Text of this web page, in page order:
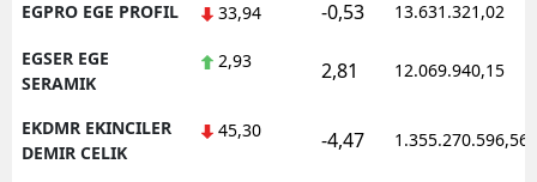
EGPRO EGE PROFIL 33,94 -0,53 13.631.321,02
EGSER EGE
SERAMIK
2,93 2,81 12.069.940,15
EKDMR EKINCILER
DEMIR CELIK
45,30 -4,47 1.355.270.596,56